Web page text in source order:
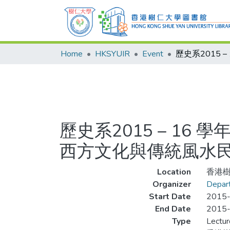
Home HKSYUIR Event
歷史系2015 – 16 學
西方文化與傳統風水
Location
香港
Organizer
Start Date
End Date
Type